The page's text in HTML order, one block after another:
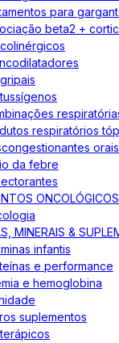
para
beta2 +
respiratórios
orais
da febre
ONCOLÓGICOS
MINERAIS &
infantis
e performance
e hemoglobina
suplementos